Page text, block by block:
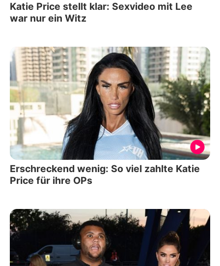
Katie Price stellt klar: Sexvideo mit Lee
war nur ein Witz
Erschreckend wenig: So viel zahlte Katie
Price für ihre OPs